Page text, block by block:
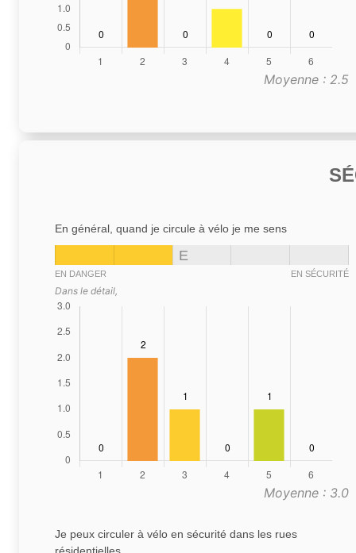
Moyenne : 2.5
En général, quand je circule à vélo je me sens
E
EN DANGER EN SÉCURITÉ
Dans le détail,
Moyenne : 3.0
Je peux circuler à vélo en sécurité dans les rues